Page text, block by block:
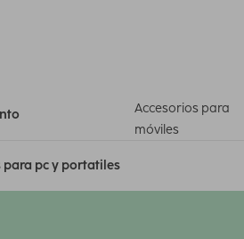
Accesorios para
móviles
para pc y portatiles